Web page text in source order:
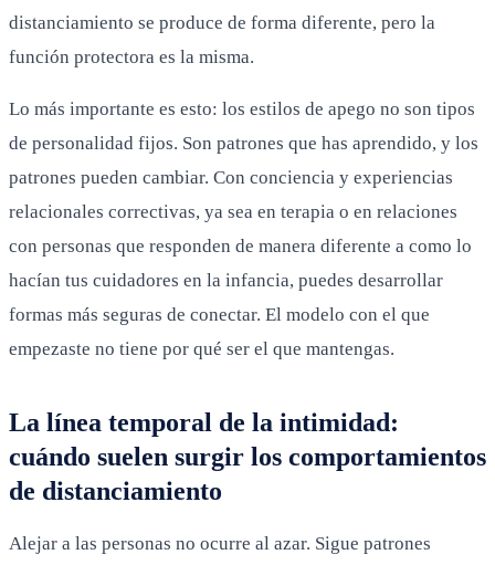
distanciamiento se produce de forma diferente, pero la
función protectora es la misma.
Lo más importante es esto: los estilos de apego no son tipos
de personalidad fijos. Son patrones que has aprendido, y los
patrones pueden cambiar. Con conciencia y experiencias
relacionales correctivas, ya sea en terapia o en relaciones
con personas que responden de manera diferente a como lo
hacían tus cuidadores en la infancia, puedes desarrollar
formas más seguras de conectar. El modelo con el que
empezaste no tiene por qué ser el que mantengas.
La línea temporal de la intimidad:
cuándo suelen surgir los comportamientos
de distanciamiento
Alejar a las personas no ocurre al azar. Sigue patrones